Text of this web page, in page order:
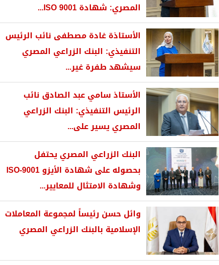
المصري: شهادة ISO 9001...
الأستاذة غادة مصطفى نائب الرئيس
التنفيذي: البنك الزراعي المصري
سيشهد طفرة غير...
الأستاذ سامي عبد الصادق نائب
الرئيس التنفيذي: البنك الزراعي
المصري يسير على...
البنك الزراعي المصري يحتفل
بحصوله على شهادة الأيزو ISO-9001
وشهادة الامتثال للمعايير...
وائل حسن رئيساً لمجموعة المعاملات
الإسلامية بالبنك الزراعي المصري